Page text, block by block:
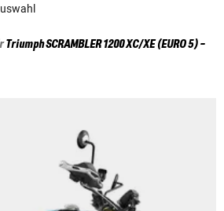
TriumphSCRAMBLER 1200 XC/XE (EURO 5) -